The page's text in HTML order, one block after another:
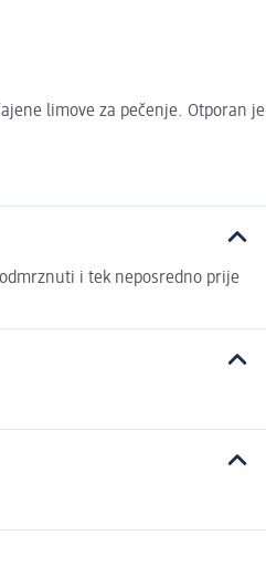
limove za pečenje. Otporan je
i tek neposredno prije